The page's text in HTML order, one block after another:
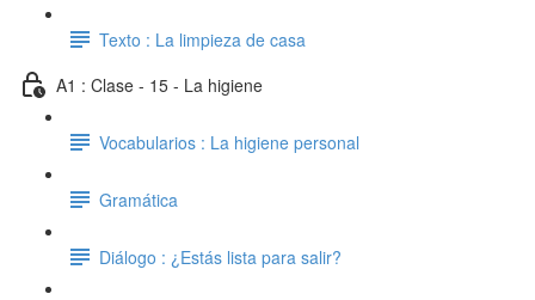
Texto : La limpieza de casa
A1 : Clase - 15 - La higiene
Vocabularios : La higiene personal
Gramática
Diálogo : ¿Estás lista para salir?